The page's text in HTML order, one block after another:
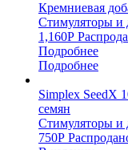
Кремниевая
Стимуляторы и
1,160Р
Подробнее
Подробнее
Simplex SeedX
семян
Стимуляторы и
750Р